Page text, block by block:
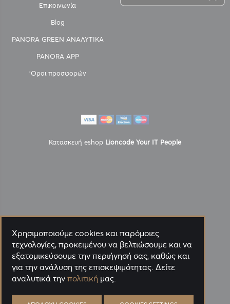
Επικοινωνία
Blog
PANORA GREEN ΑΝΑΛΥΤΙΚΑ
PANORA APP
'Οροι προσφορών
Κατασκευή eshop Lioncode Your IT People
Χρησιμοποιούμε cookies και παρόμοιες
τεχνολογίες, προκειμένου να βελτιώσουμε και να
εξατομικεύσουμε την περιήγησή σας, καθώς και
για την ανάλυση της επισκεψιμότητας. Δείτε
αναλυτικά την πολιτική μας.